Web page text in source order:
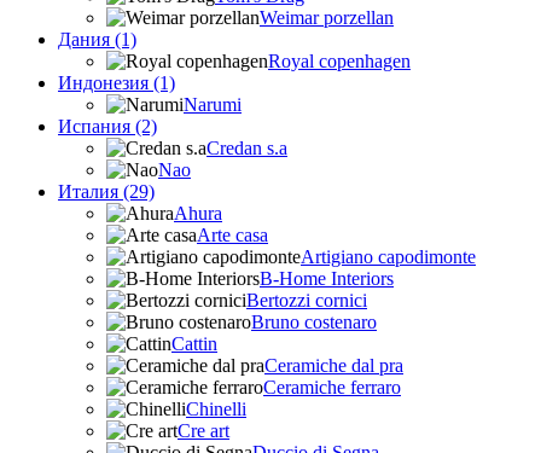
Weimar porzellan
Дания (1)
Royal copenhagen
Индонезия (1)
Narumi
Испания (2)
Credan s.a
Nao
Италия (29)
Ahura
Arte casa
Artigiano capodimonte
B-Home Interiors
Bertozzi cornici
Bruno costenaro
Cattin
Ceramiche dal pra
Ceramiche ferraro
Chinelli
Cre art